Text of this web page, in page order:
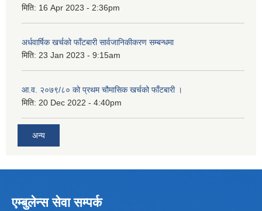
मिति: 16 Apr 2023 - 2:36pm
अर्धवार्षिक खर्चको फाँटबारी सार्वजानिकीकरण सम्बन्धमा
मिति: 23 Jan 2023 - 9:15am
आ.व. २०७९/८० को प्रथम चौमासिक खर्चको फाँटबारी ।
मिति: 20 Dec 2022 - 4:40pm
अन्य
एम्बुलेन्स सेवा सम्पर्क